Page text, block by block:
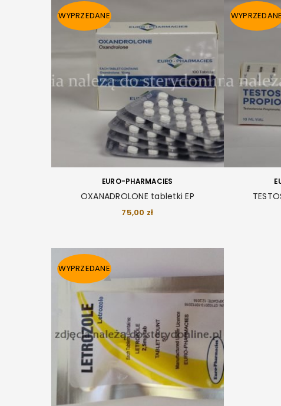
WYPRZEDANE
EURO-PHARMACIES
OXANADROLONE tabletki EP
75,00 zł
WYPRZEDANE